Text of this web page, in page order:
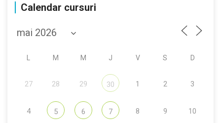
Calendar cursuri
M M J V S D
27 28 29 30 1 2 3
4 5 6 7 8 9 10